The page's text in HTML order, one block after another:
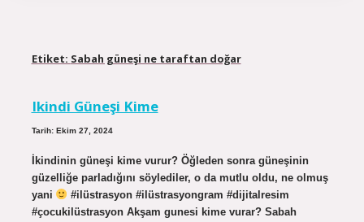
Etiket: Sabah güneşi ne taraftan doğar
Ikindi Güneşi Kime
Tarih: Ekim 27, 2024
İkindinin güneşi kime vurur? Öğleden sonra güneşinin
güzelliğe parladığını söylediler, o da mutlu oldu, ne olmuş
yani
#ilüstrasyon #ilüstrasyongram #dijitalresim
#çocukilüstrasyon Akşam gunesi kime vurar? Sabah